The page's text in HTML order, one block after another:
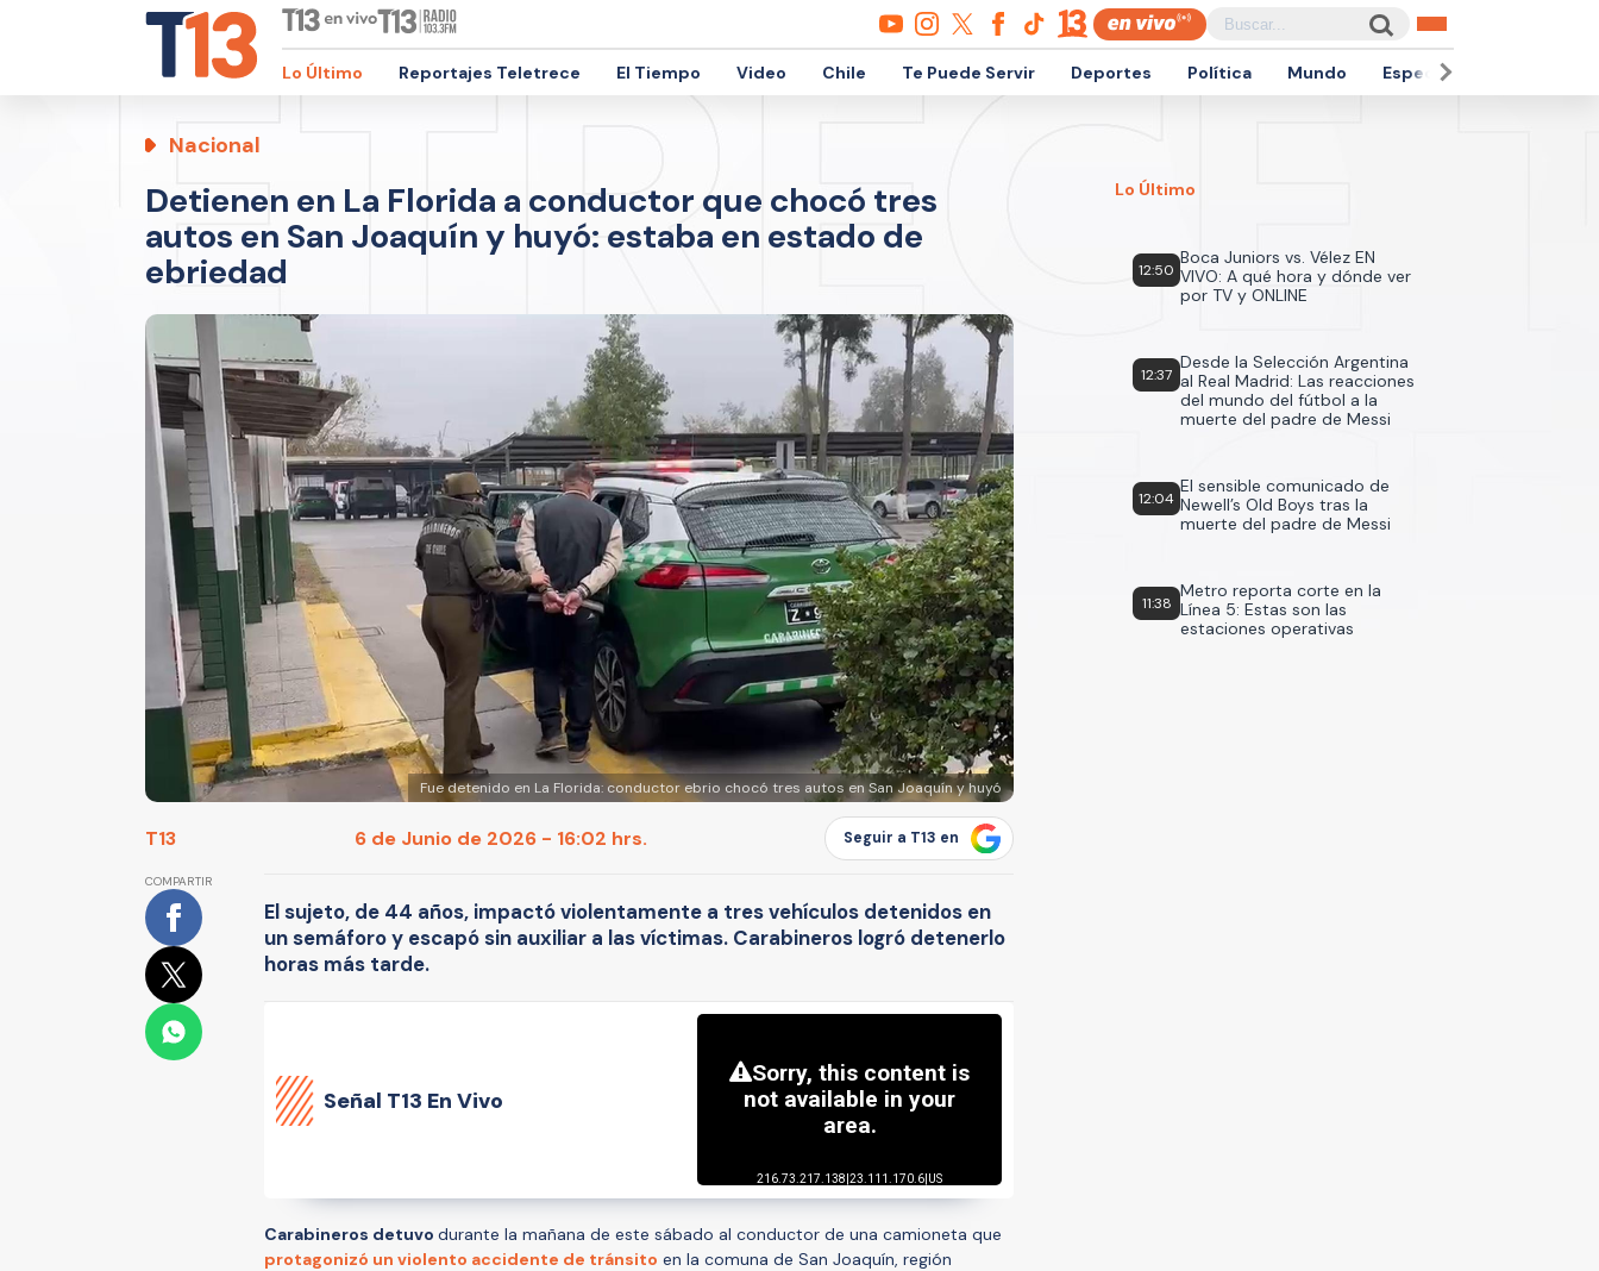
Lo Último Reportajes Teletrece El Tiempo Video Chile Te Puede Servir Deportes Política Mundo Espectáculos
Nacional
Detienen en La Florida a conductor que chocó tres
autos en San Joaquín y huyó: estaba en estado de
ebriedad
Fue detenido en La Florida: conductor ebrio chocó tres autos en San Joaquín y huyó
T13 6 de Junio de 2026 - 16:02 hrs. Seguir a T13 en
COMPARTIR
El sujeto, de 44 años, impactó violentamente a tres vehículos detenidos en
un semáforo y escapó sin auxiliar a las víctimas. Carabineros logró detenerlo
horas más tarde.
Señal T13 En Vivo
Carabineros detuvo durante la mañana de este sábado al conductor de una camioneta que
protagonizó un violento accidente de tránsito en la comuna de San Joaquín, región
Lo Último
12:50
Boca Juniors vs. Vélez EN
VIVO: A qué hora y dónde ver
por TV y ONLINE
12:37
Desde la Selección Argentina
al Real Madrid: Las reacciones
del mundo del fútbol a la
muerte del padre de Messi
12:04
El sensible comunicado de
Newell’s Old Boys tras la
muerte del padre de Messi
11:38
Metro reporta corte en la
Línea 5: Estas son las
estaciones operativas